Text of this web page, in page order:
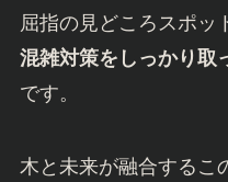
屈指の見どころスポッ
混雑対策をしっかり取
です。
木と未来が融合するこ